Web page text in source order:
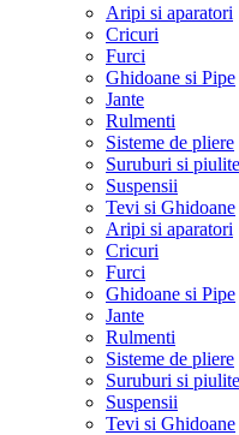
Aripi si aparatori
Cricuri
Furci
Ghidoane si Pipe
Jante
Rulmenti
Sisteme de pliere
Suruburi si piulite
Suspensii
Tevi si Ghidoane
Aripi si aparatori
Cricuri
Furci
Ghidoane si Pipe
Jante
Rulmenti
Sisteme de pliere
Suruburi si piulite
Suspensii
Tevi si Ghidoane